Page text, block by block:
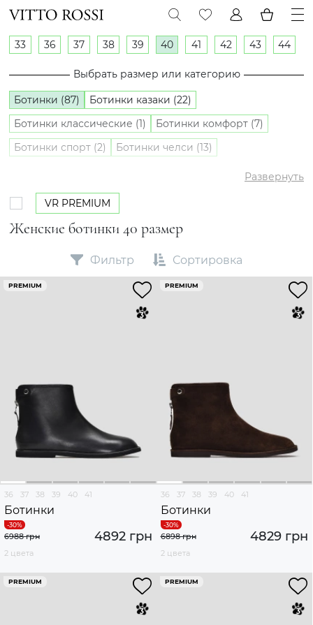
Женские ботинки 40 размер
33 36 37 38 39 40 41 42 43 44
Выбрать размер или категорию
Ботинки (87)
Ботинки казаки (22)
Ботинки классические (1)
Ботинки комфорт (7)
Ботинки спорт (2)
Ботинки челси (13)
Развернуть
VR PREMIUM
Фильтр Сортировка
PREMIUM
36 37 38 39 40 41
Ботинки
4892 грн
6988 грн
2 цвета
PREMIUM
36 37 38 39 40 41
Ботинки
4829 грн
6898 грн
2 цвета
PREMIUM PREMIUM